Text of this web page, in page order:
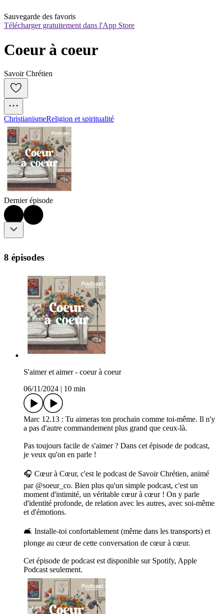
Sauvegarde des favoris
Télécharger gratuitement dans l'App Store
Coeur à coeur
Savoir Chrétien
ChristianismeReligion et spiritualité
Dernier épisode
8 épisodes
S'aimer et aimer - coeur à coeur
06/11/2024
10 min
Marc 12.13 : Tu aimeras ton prochain comme toi-même. Il n'y
a pas d'autre commandement plus grand que ceux-là.
Pas toujours facile de s'aimer ? Dans cet épisode de podcast,
je veux qu'on en parle !
🎧 Cœur à Cœur, c'est le podcast de Savoir Chrétien, animé
par @soeur_co. Bien plus qu'un simple podcast, c'est un
moment d'intimité, un véritable cœur à cœur ! On y parle
d'identité profonde, de relation avec les autres, avec soi-même
et d'émotions.
🛋️ Installe-toi confortablement (même dans les transports) et
plonge au cœur de cette conversation de cœur à cœur.
Cet épisode de podcast est disponible sur Spotify, Apple
Podcast seulement.